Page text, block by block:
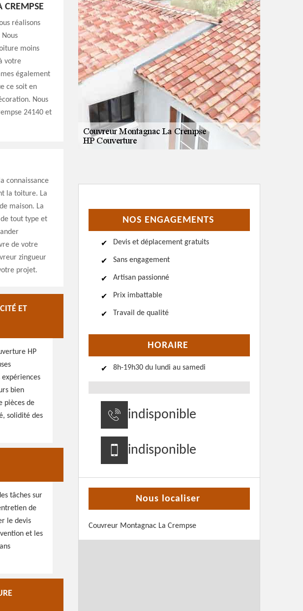
CREMPSE
réalisons
moins
votre
également
ce soit en
Nous
24140 et
connaissance
la toiture. La
maison. La
tout type et
de votre
zingueur
projet.
ET
HP
bien
pièces de
solidité des
tâches sur
de
le devis
et les
NOS ENGAGEMENTS
Devis et déplacement gratuits
Sans engagement
Artisan passionné
Prix imbattable
Travail de qualité
HORAIRE
8h-19h30 du lundi au samedi
indisponible
indisponible
Nous localiser
Couvreur Montagnac La Crempse